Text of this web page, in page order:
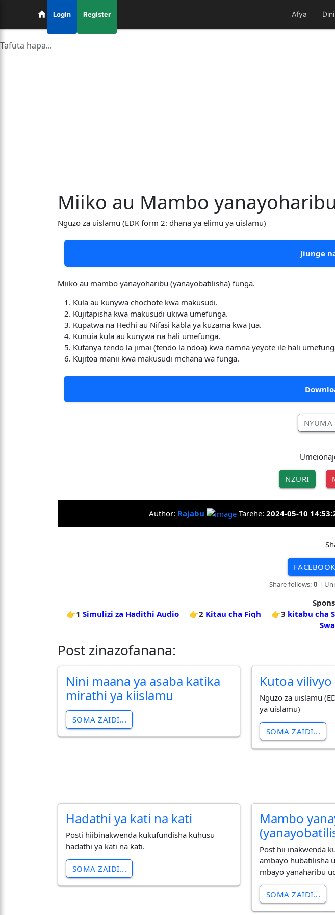
Login Register Afya Dini
Miiko au Mambo
Nguzo za uislamu (EDK form 2: dhana ya elimu ya uislamu)
Jiunge
Miiko au mambo yanayoharibu (yanayobatilisha) funga.
Kula au kunywa chochote kwa makusudi.
Kujitapisha kwa makusudi ukiwa umefunga.
Kupatwa na Hedhi au Nifasi kabla ya kuzama kwa Jua.
Kunuia kula au kunywa na hali umefunga.
Kufanya tendo la jimai (tendo la ndoa) kwa namna yeyote ile hali
Kujitoa manii kwa makusudi mchana wa funga.
NYUMA
NZURI
Author: Rajabu Tarehe: 2024-05-10
FACEBOOK
Share follows: 0 |
👉1 Simulizi za Hadithi Audio 👉2 Kitau cha Fiqh 👉3 kitabu cha
Post zinazofanana:
Nini maana ya asaba katika
mirathi ya kiislamu
SOMA ZAIDI...
Kutoa
Nguzo za uislamu
ya uislamu)
SOMA ZAIDI...
Hadathi ya kati na kati
Posti hiibinakwenda kukufundisha kuhusu
hadathi ya kati na kati.
SOMA ZAIDI...
Mambo
Post hii inakwenda
ambayo hubatilisha
mbayo yanaharibu
SOMA ZAIDI...